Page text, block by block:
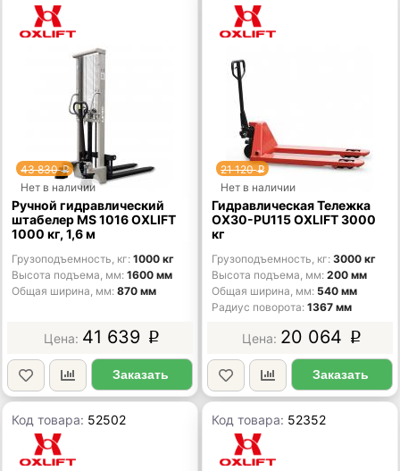
43 830p
Нет в наличии
Ручной гидравлический
штабелер MS 1016 OXLIFT
1000 кг, 1,6 м
Грузоподъемность, кг 1000 кг
Высота подъема, мм 1600 мм
Общая ширина, мм 870 мм
41 639 p
Заказать
21 120p
Нет в наличии
Гидравлическая Тележка
OX30-PU115 OXLIFT 3000
кг
Грузоподъемность, кг 3000 кг
Высота подъема, мм 200 мм
Общая ширина, мм 540 мм
Радиус поворота 1367 мм
20 064 p
Заказать
Код товара: 52502 Код товара: 52352